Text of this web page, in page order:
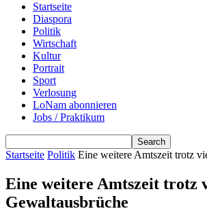
Startseite
Diaspora
Politik
Wirtschaft
Kultur
Portrait
Sport
Verlosung
LoNam abonnieren
Jobs / Praktikum
Startseite Politik Eine weitere Amtszeit trotz
Eine weitere Amtszeit trotz
Gewaltausbrüche